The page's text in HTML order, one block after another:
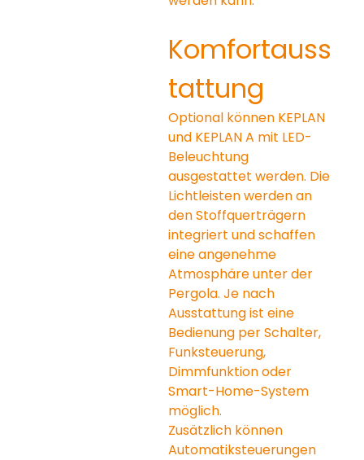
Komfortauss
tattung
Optional können KEPLAN
und KEPLAN A mit LED-
Beleuchtung
ausgestattet werden. Die
Lichtleisten werden an
den Stoffquerträgern
integriert und schaffen
eine angenehme
Atmosphäre unter der
Pergola. Je nach
Ausstattung ist eine
Bedienung per Schalter,
Funksteuerung,
Dimmfunktion oder
Smart-Home-System
möglich.
Zusätzlich können
Automatiksteuerungen